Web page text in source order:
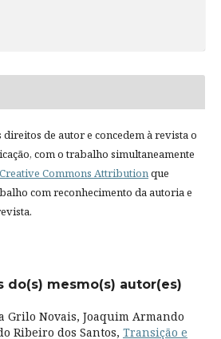
de autor e concedem à revista o
com o trabalho simultaneamente
Commons Attributionque
com reconhecimento da autoria e
do(s) mesmo(s) autor(es)
Grilo Novais, Joaquim Armando
Ribeiro dos Santos, Transição e